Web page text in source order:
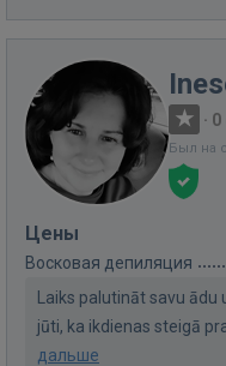
· 0
Был на
Цены
Восковая депиляция
Laiks palutināt savu ādu
jūti, ka ikdienas steigā
дальше